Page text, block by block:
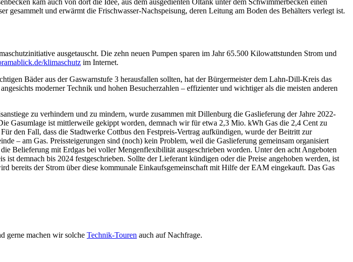
gesammelt und erwärmt die Frischwasser-Nachspeisung, deren Leitung am Boden des Behälters verlegt ist.
ausgetauscht. Die zehn neuen Pumpen sparen im Jahr 65.500 Kilowattstunden Strom und
klimaschutz im Internet.
Bäder aus der Gaswarnstufe 3 herausfallen sollten, hat der Bürgermeister dem Lahn-Dill-Kreis das
moderner Technik und hohen Besucherzahlen – effizienter und wichtiger als die meisten anderen
zu verhindern und zu mindern, wurde zusammen mit Dillenburg die Gaslieferung der Jahre 2022-
Gasumlage ist mittlerweile gekippt worden, demnach wir für etwa 2,3 Mio. kWh Gas die 2,4 Cent zu
den Fall, dass die Stadtwerke Cottbus den Festpreis-Vertrag aufkündigen, wurde der Beitritt zur
– am Gas. Preissteigerungen sind (noch) kein Problem, weil die Gaslieferung gemeinsam organisiert
Belieferung mit Erdgas bei voller Mengenflexibilität ausgeschrieben worden. Unter den acht Angeboten
demnach bis 2024 festgeschrieben. Sollte der Lieferant kündigen oder die Preise angehoben werden, ist
bereits der Strom über diese kommunale Einkaufsgemeinschaft mit Hilfe der EAM eingekauft. Das Gas
gerne machen wir solche Technik-Touren auch auf Nachfrage.